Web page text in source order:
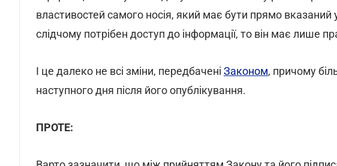
властивостей самого носія, який має бути прямо вказаний
слідчому потрібен доступ до інформації, то він має лише
І це далеко не всі зміни, передбачені Законом, причому
наступного дня після його опублікування.
ПРОТЕ: